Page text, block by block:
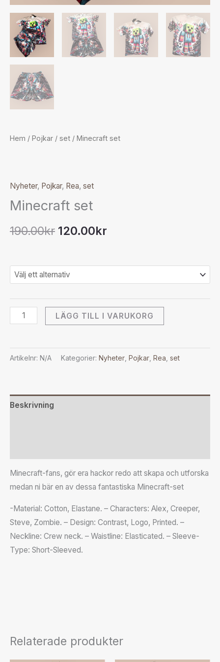
Hem / Pojkar / set / Minecraft set
Nyheter, Pojkar, Rea, set
Minecraft set
190.00kr 120.00kr
LÄGG TILL I VARUKORG
Artikelnr: N/A Kategorier: Nyheter Pojkar Rea set
Beskrivning
Minecraft-fans, gör era hackor redo att skapa och utforska
medan ni bär en av dessa fantastiska Minecraft-set
-Material: Cotton, Elastane. – Characters: Alex, Creeper,
Steve, Zombie. – Design: Contrast, Logo, Printed. –
Neckline: Crew neck. – Waistline: Elasticated. – Sleeve-
Type: Short-Sleeved.
Relaterade produkter